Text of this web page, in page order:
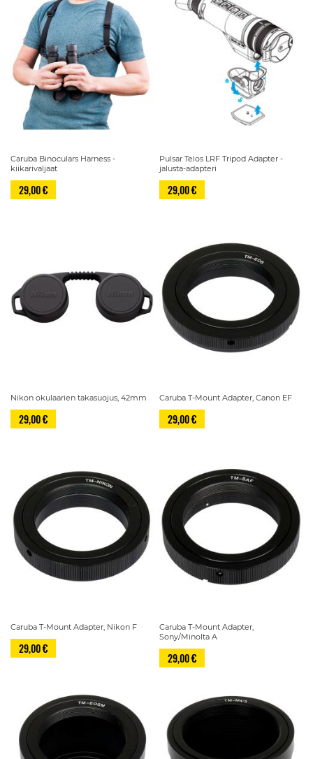
Caruba Binoculars Harness -
kiikarivaljaat
29,00 €
Pulsar Telos LRF Tripod Adapter -
jalusta-adapteri
29,00 €
Nikon okulaarien takasuojus, 42mm
29,00 €
Caruba T-Mount Adapter, Canon EF
29,00 €
Caruba T-Mount Adapter, Nikon F
29,00 €
Caruba T-Mount Adapter,
Sony/Minolta A
29,00 €